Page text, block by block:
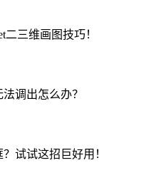
三维画图技巧！
调出怎么办？
试试这招巨好用！